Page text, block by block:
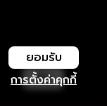
การตั้งค่าคุกกี้
ยอมรับ
เปิด